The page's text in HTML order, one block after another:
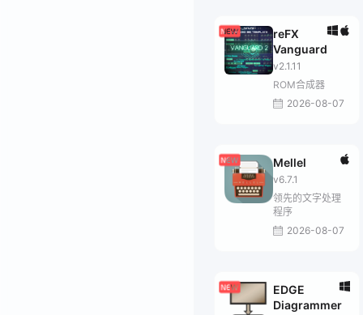
reFX
Vanguard
v2.1.11
ROM合成器
2026-08-07
Mellel
v6.7.1
领先的文字处理
程序
2026-08-07
EDGE
Diagrammer